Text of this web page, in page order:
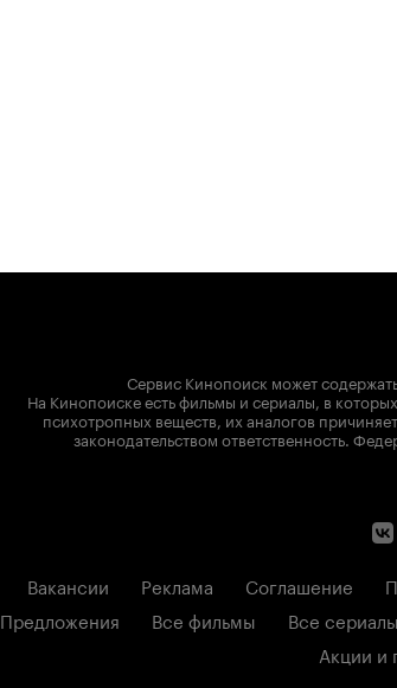
Сервис Кинопоиск может
На Кинопоиске есть фильмы и сериалы, в
психотропных веществ, их аналогов
законодательством ответственность.
Вакансии Реклама Соглашение
Предложения
Все фильмы Все сериалы
Акции и